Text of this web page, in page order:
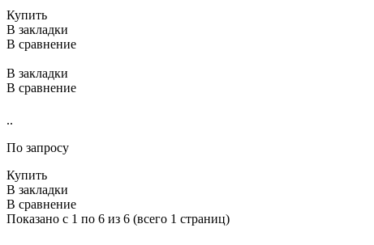
Купить
В закладки
В сравнение
В закладки
В сравнение
..
По запросу
Купить
В закладки
В сравнение
Показано с 1 по 6 из 6 (всего 1 страниц)